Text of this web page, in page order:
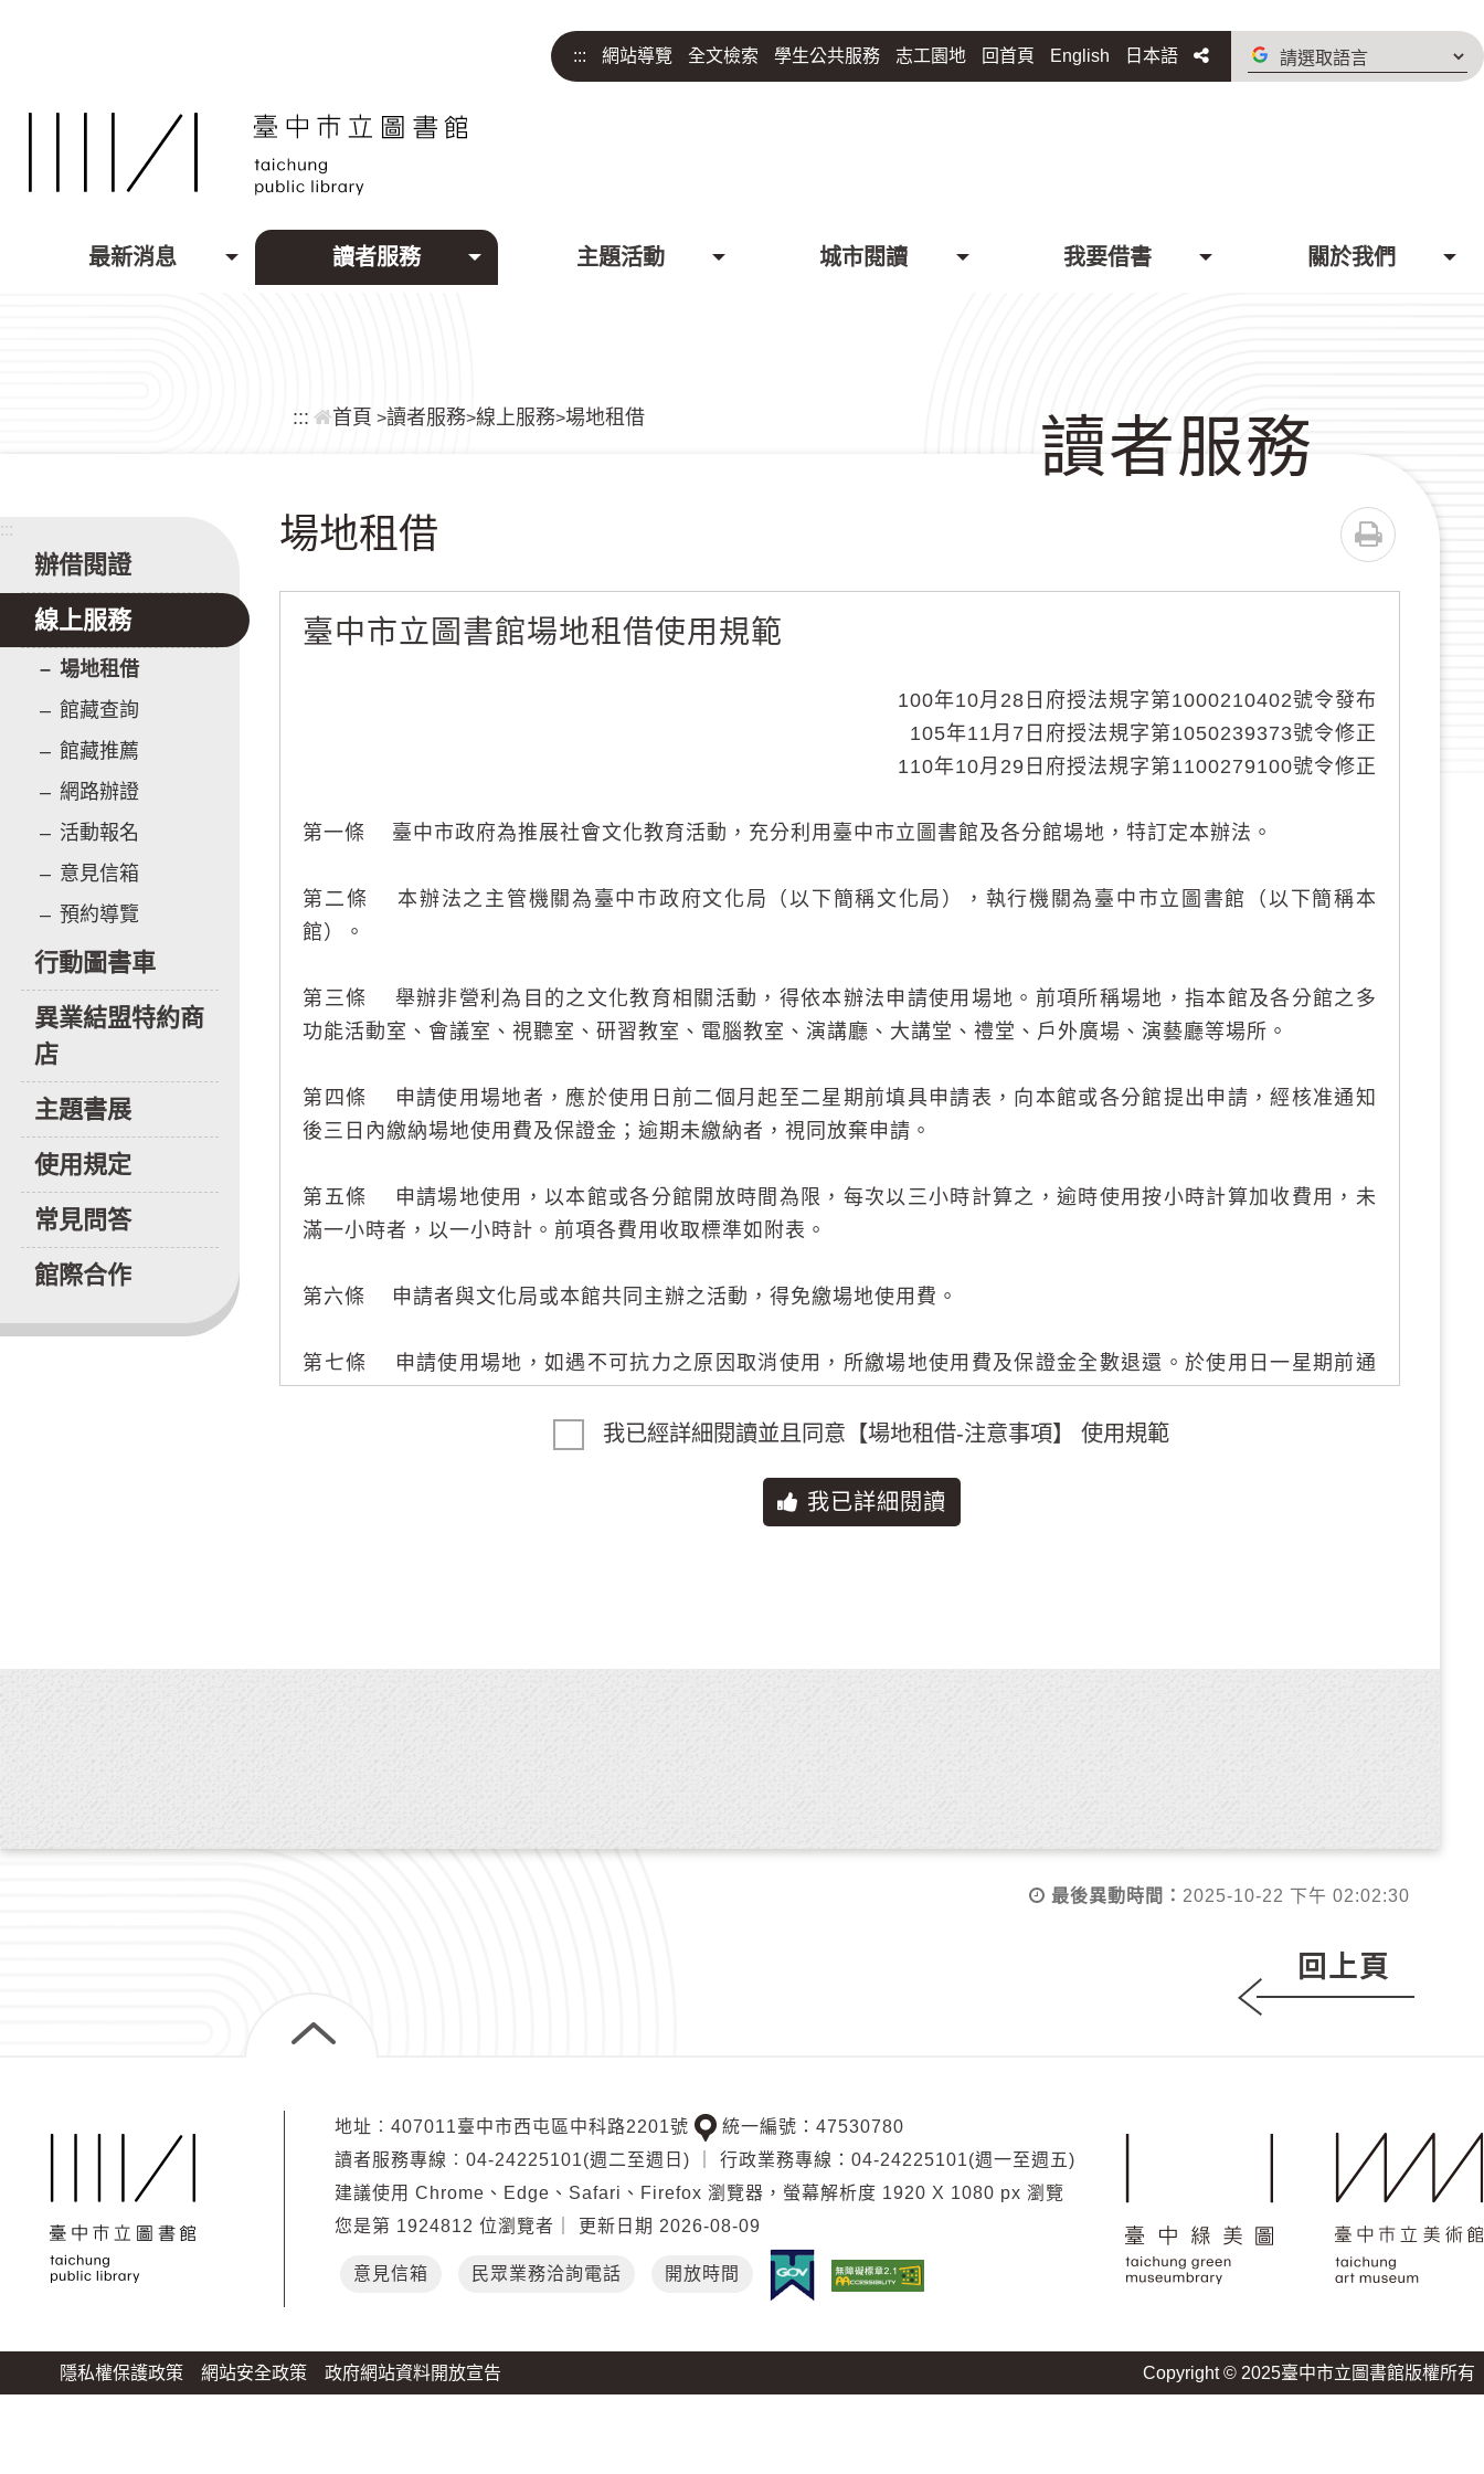
::: 網站導覽 全文檢索 學生公共服務 志工園地 回首頁 English 日本語 分享
請
選
最新消息 讀者服務 主題活動 城市閱讀 我要借書 關於我們
::: 首頁 >讀者服務>線上服務>場地租借 讀者服務
:::
辦借閱證
線上服務
場地租借
館藏查詢
館藏推薦
網路辦證
活動報名
意見信箱
預約導覽
行動圖書車
異業結盟特約商
店
主題書展
使用規定
常見問答
館際合作
場地租借
臺中市立圖書館場地租借使用規範
100年10月28日府授法規字第1000210402號令發布
105年11月7日府授法規字第1050239373號令修正
110年10月29日府授法規字第1100279100號令修正
第一條 臺中市政府為推展社會文化教育活動，充分利用臺中市立圖書館及各分館場地，特訂定本辦法。
第二條 本辦法之主管機關為臺中市政府文化局（以下簡稱文化局），執行機關為臺中市立圖書館（以下簡稱本
館）。
第三條 舉辦非營利為目的之文化教育相關活動，得依本辦法申請使用場地。前項所稱場地，指本館及各分館之多
功能活動室、會議室、視聽室、研習教室、電腦教室、演講廳、大講堂、禮堂、戶外廣場、演藝廳等場所。
第四條 申請使用場地者，應於使用日前二個月起至二星期前填具申請表，向本館或各分館提出申請，經核准通知
後三日內繳納場地使用費及保證金；逾期未繳納者，視同放棄申請。
第五條 申請場地使用，以本館或各分館開放時間為限，每次以三小時計算之，逾時使用按小時計算加收費用，未
滿一小時者，以一小時計。前項各費用收取標準如附表。
第六條 申請者與文化局或本館共同主辦之活動，得免繳場地使用費。
第七條 申請使用場地，如遇不可抗力之原因取消使用，所繳場地使用費及保證金全數退還。於使用日一星期前通
第八條 場地內外公有物品設備應依使用規定使用，須張貼海報、懸掛旗幟，啟用燈光、音響、布幕等設備及錄
音、錄影或須另接電源或安裝其他電器設備者，應徵得本館或各分館同意，並會同其人員處理。
五、從事違法情事。
第十二條 本辦法所需書表格式，由本館另定之。
附表 臺中市立圖書館場地使用收費標準表
單位：新臺幣
使用費 空調冷氣費 保證金
逾時使用費每小時
我已經詳細閱讀並且同意【場地租借-注意事項】 使用規範
我已詳細閱讀
最後異動時間： 2025-10-22 下午 02:02:30
回上頁
地址︰407011臺中市西屯區中科路2201號 交
位
置
統一編號：47530780
讀者服務專線︰04-24225101(週二至週日)
行政業務專線：04-24225101(週一至週五)
建議使用 Chrome、Edge、Safari、Firefox 瀏覽器，螢幕解析度 1920 X 1080 px 瀏覽
您是第 1924812 位瀏覽者 更新日期 2026-08-09
意見信箱 民眾業務洽詢電話 開放時間
隱私權保護政策 網站安全政策 政府網站資料開放宣告 Copyright © 2025臺中市立圖書館版權所有